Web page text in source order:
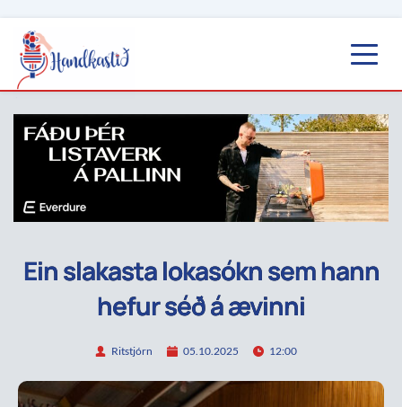
Ein slakasta lokasókn sem hann
hefur séð á ævinni
Ritstjórn 05.10.2025 12:00